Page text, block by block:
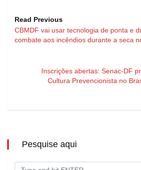
Read Previous
CBMDF vai usar tecnologia de ponta e
combate aos incêndios durante a seca
Inscrições abertas: Senac-DF
Cultura Prevencionista no
Pesquise aqui